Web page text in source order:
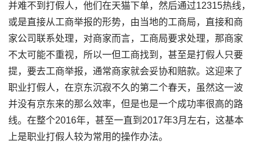
并难不到打假人，他们在天猫下单，然后通过12315热线，
或是直接从工商举报的形势，由当地的工商局，直接和商
家公司联系处理，对商家而言，工商局要求处理，那商家
不太可能不重视，所以一但工商找到，甚至是打假人只要
提，要去工商举报，通常商家就会妥协和赔款。这迎来了
职业打假人，在京东沉寂不久的第二个春天，虽然这一波
并没有京东来的那么效率，但是也是一个成功率很高的路
线。在整个2016年，甚至一直到2017年3月左右，这基本
上是职业打假人较为常用的操作办法。